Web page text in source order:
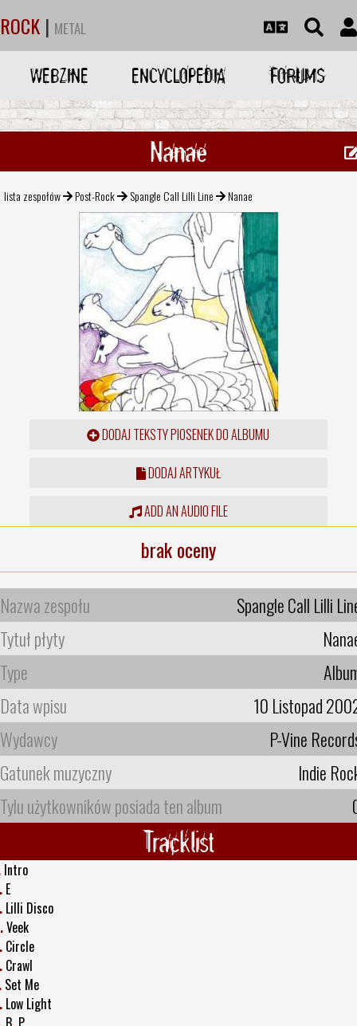
ROCK | METAL
WEBZINE ENCYCLOPEDIA FORUMS
Nanae
lista zespołów Post-Rock Spangle Call Lilli Line Nanae
DODAJ TEKSTY PIOSENEK DO ALBUMU
DODAJ ARTYKUŁ
ADD AN AUDIO FILE
brak oceny
Nazwa zespołu
Spangle Call Lilli
Tytuł płyty
Type
Data wpisu
10 Listopad
Wydawcy
P-Vine
Gatunek muzyczny
Indie
Tylu użytkowników posiada ten album
Tracklist
Intro
E
Lilli Disco
Veek
Circle
Crawl
Set Me
Low Light